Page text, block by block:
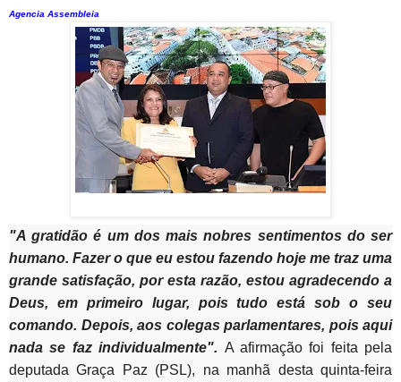
Agencia Assembleia
"A gratidão é um dos mais nobres sentimentos do ser
humano. Fazer o que eu estou fazendo hoje me traz uma
grande satisfação, por esta razão, estou agradecendo a
Deus, em primeiro lugar, pois tudo está sob o seu
comando. Depois, aos colegas parlamentares, pois aqui
nada se faz individualmente". A afirmação foi feita pela
deputada Graça Paz (PSL), na manhã desta quinta-feira